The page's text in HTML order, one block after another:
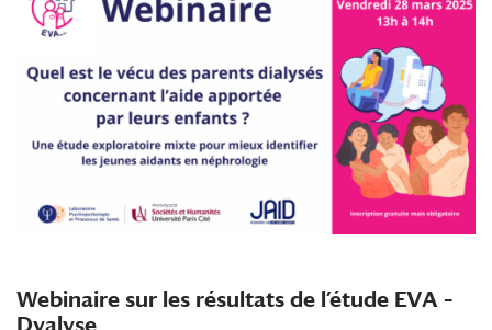
Webinaire sur les résultats de l’étude EVA –
Dyalyse